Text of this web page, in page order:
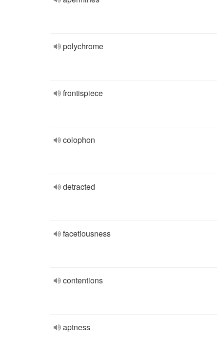
polychrome
frontispiece
colophon
detracted
facetiousness
contentions
aptness